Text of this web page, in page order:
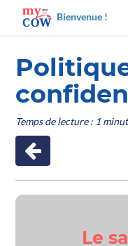
Bienvenue !
Temps de lecture : 1
Le